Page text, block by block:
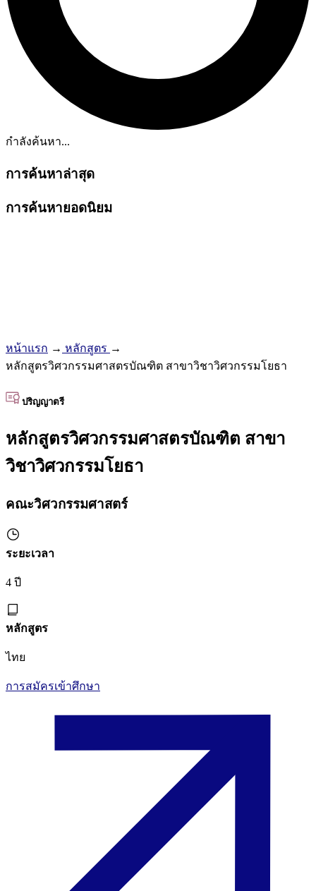
กำลังค้นหา...
การค้นหาล่าสุด
การค้นหายอดนิยม
หน้าแรก → หลักสูตร →
หลักสูตรวิศวกรรมศาสตรบัณฑิต สาขาวิชาวิศวกรรมโยธา
ปริญญาตรี
หลักสูตรวิศวกรรมศาสตรบัณฑิต สาขา
วิชาวิศวกรรมโยธา
คณะวิศวกรรมศาสตร์
ระยะเวลา
4 ปี
หลักสูตร
ไทย
การสมัครเข้าศึกษา